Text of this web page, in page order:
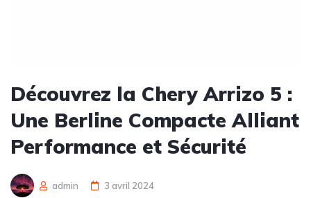
Découvrez la Chery Arrizo 5 :
Une Berline Compacte Alliant
Performance et Sécurité
admin 3 avril 2024